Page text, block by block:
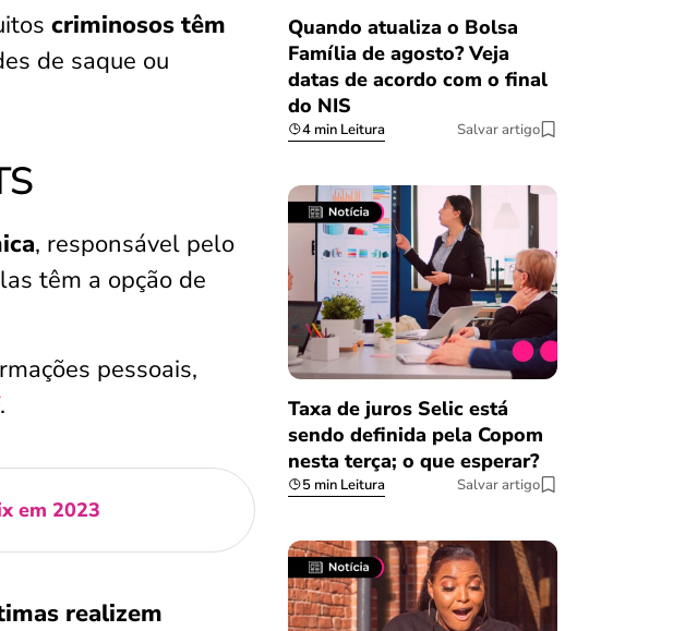
criminosos têm
de saque ou
, responsável pelo
têm a opção de
pessoais,
.
em 2023
realizem
Quando atualiza o Bolsa
Família de agosto? Veja
datas de acordo com o final
do NIS
4 min Leitura Salvar artigo
Taxa de juros Selic está
sendo definida pela Copom
nesta terça; o que esperar?
5 min Leitura Salvar artigo